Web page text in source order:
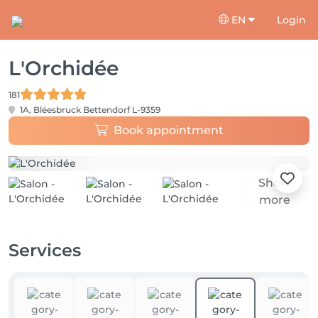
EN Login
L'Orchidée
181
1A, Bléesbruck Bettendorf L-9359
Book appointment
Show
more
Services